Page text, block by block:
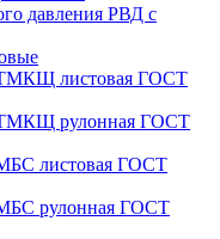
давления РВД с
ТМКЩ листовая ГОСТ
ТМКЩ рулонная ГОСТ
листовая ГОСТ
рулонная ГОСТ